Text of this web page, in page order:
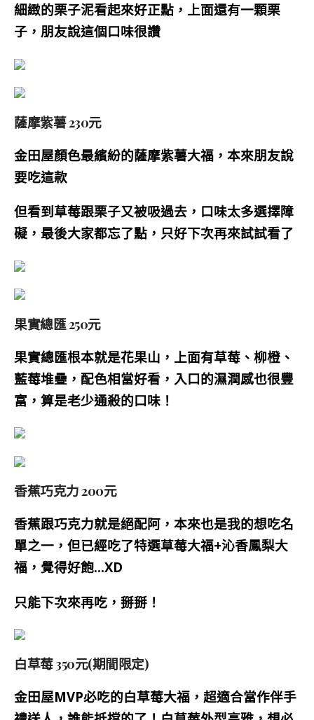
細緻的栗子泥看起來好正點，上面還有一顆栗
子，朋友說這個口味很讚
薩摩紫薯 230元
金田屋顏色最繽紛的薩摩紫薯大福，本來朋友說
要吃這款
但看到草莓跟栗子又被吸過去，口味太多選擇障
礙，最後大家都忘了點，只好下次再來試試看了
果實總匯 250元
果實總匯根本就是花果山，上面有草莓、柳橙、
藍莓堆疊，配色相當好看，入口的濕潤感也很豐
富，算是老少通殺的口味！
香蕉巧克力 200元
香蕉跟巧克力就是絕配阿，本來也是我的想吃名
單之一，但已經吃了特選草莓大福+沁香鳳梨大
福，覺得好飽…XD
只能下次來再吃，掰掰！
白草莓 350元(期間限定)
金田屋MVP必吃的白草莓大福，超適合當作伴手